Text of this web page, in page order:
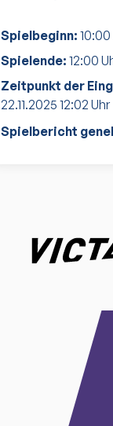
Spielbeginn: 10:00
Spielende: 12:00
Zeitpunkt der
22.11.2025 12:02 Uhr
Spielbericht